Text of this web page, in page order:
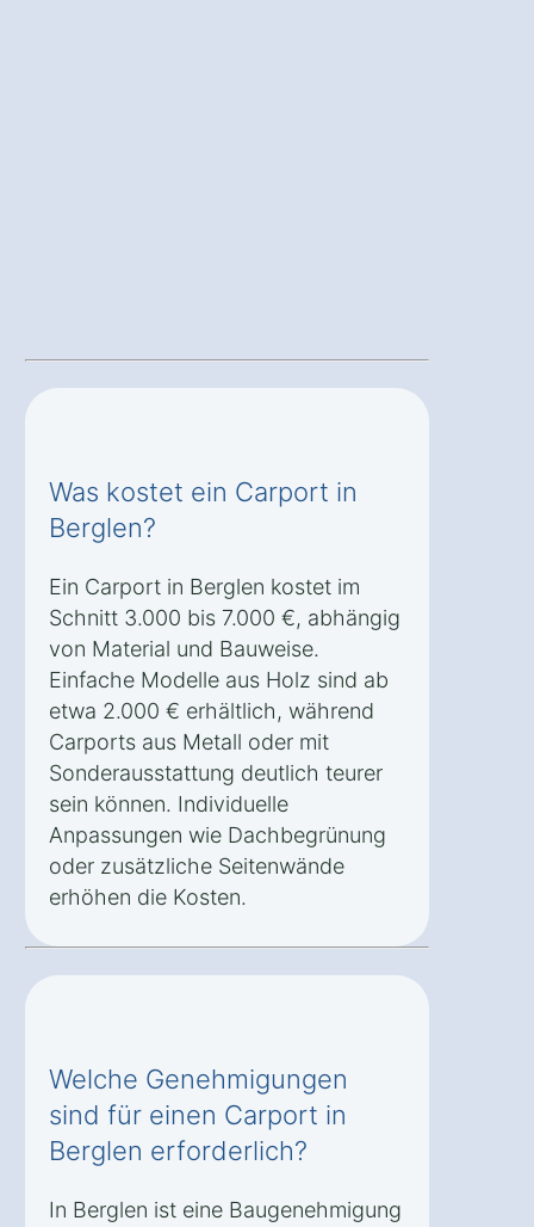
Was kostet ein Carport in
Berglen?
Ein Carport in Berglen kostet im
Schnitt 3.000 bis 7.000 €, abhängig
von Material und Bauweise.
Einfache Modelle aus Holz sind ab
etwa 2.000 € erhältlich, während
Carports aus Metall oder mit
Sonderausstattung deutlich teurer
sein können. Individuelle
Anpassungen wie Dachbegrünung
oder zusätzliche Seitenwände
erhöhen die Kosten.
Welche Genehmigungen
sind für einen Carport in
Berglen erforderlich?
In Berglen ist eine Baugenehmigung